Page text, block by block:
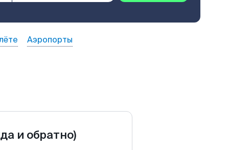
Аэропорты
и обратно)